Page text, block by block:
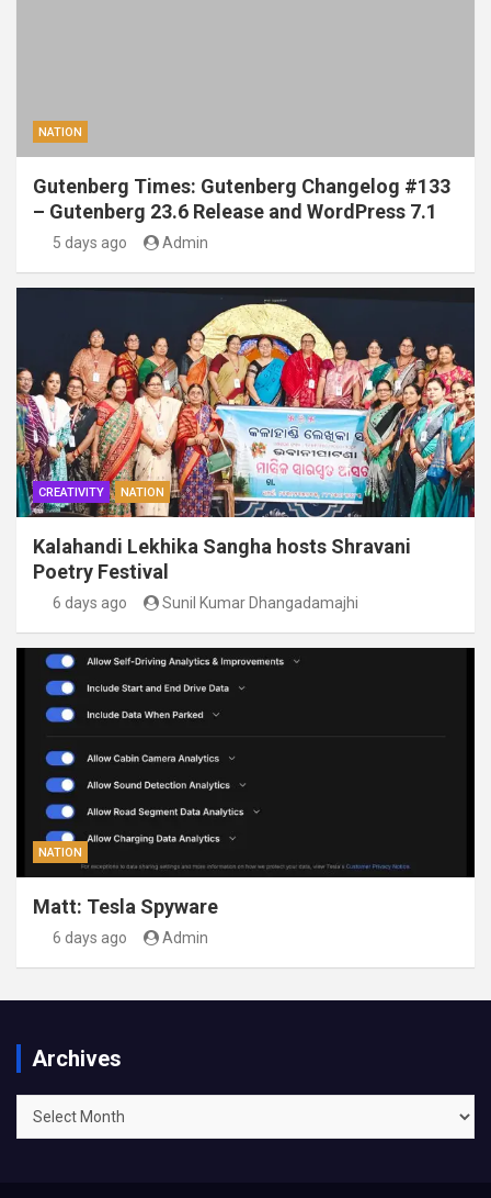
NATION
Gutenberg Times: Gutenberg Changelog #133
– Gutenberg 23.6 Release and WordPress 7.1
5 days ago Admin
CREATIVITY NATION
Kalahandi Lekhika Sangha hosts Shravani
Poetry Festival
6 days ago Sunil Kumar Dhangadamajhi
NATION
Matt: Tesla Spyware
6 days ago Admin
Archives
Archives